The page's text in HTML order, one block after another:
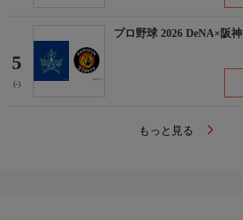
5
(-)
プロ野球 2026 DeNA×阪神
もっと見る